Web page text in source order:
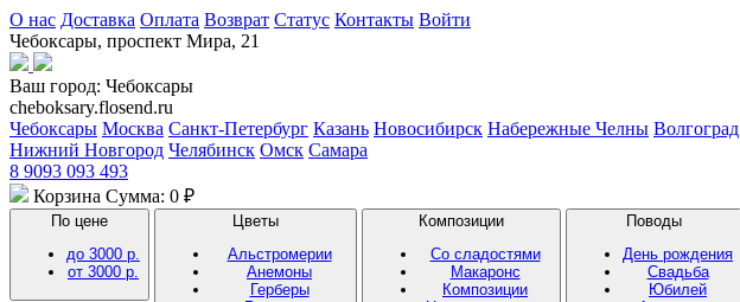
О нас Доставка Оплата Возврат Статус Контакты Войти
Чебоксары, проспект Мира, 21
Ваш город: Чебоксары
cheboksary.flosend.ru
Чебоксары Москва Санкт-Петербург Казань Новосибирск Набережные Челны Волгоград
Нижний Новгород Челябинск Омск Самара
8 9093 093 493
Корзина Сумма: 0 ₽
По цене
до 3000 р.
от 3000 р.
Цветы
Альстромерии
Анемоны
Герберы
Композиции
Со сладостями
Макаронс
Композиции
Поводы
День рождения
Свадьба
Юбилей